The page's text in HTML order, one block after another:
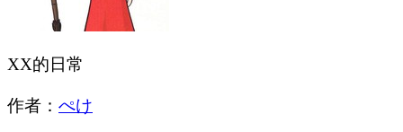
XX的日常
作者： ぺけ